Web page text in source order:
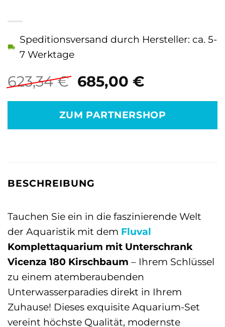
623,34€ Ursprünglicher
Preis
war:
623,34 €
685,00 €Aktueller
ist:
685,00 €.
Speditionsversand durch Hersteller: ca. 5-
7 Werktage
ZUM PARTNERSHOP
BESCHREIBUNG
Tauchen Sie ein in die faszinierende Welt
der Aquaristik mit dem Fluval
Komplettaquarium mit Unterschrank
Vicenza 180 Kirschbaum – Ihrem Schlüssel
zu einem atemberaubenden
Unterwasserparadies direkt in Ihrem
Zuhause! Dieses exquisite Aquarium-Set
vereint höchste Qualität, modernste